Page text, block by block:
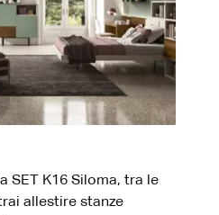
SET K16 Siloma, tra le
allestire stanze